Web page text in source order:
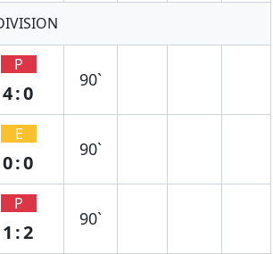
P
4:0
90`
E
0:0
90`
P
1:2
90`